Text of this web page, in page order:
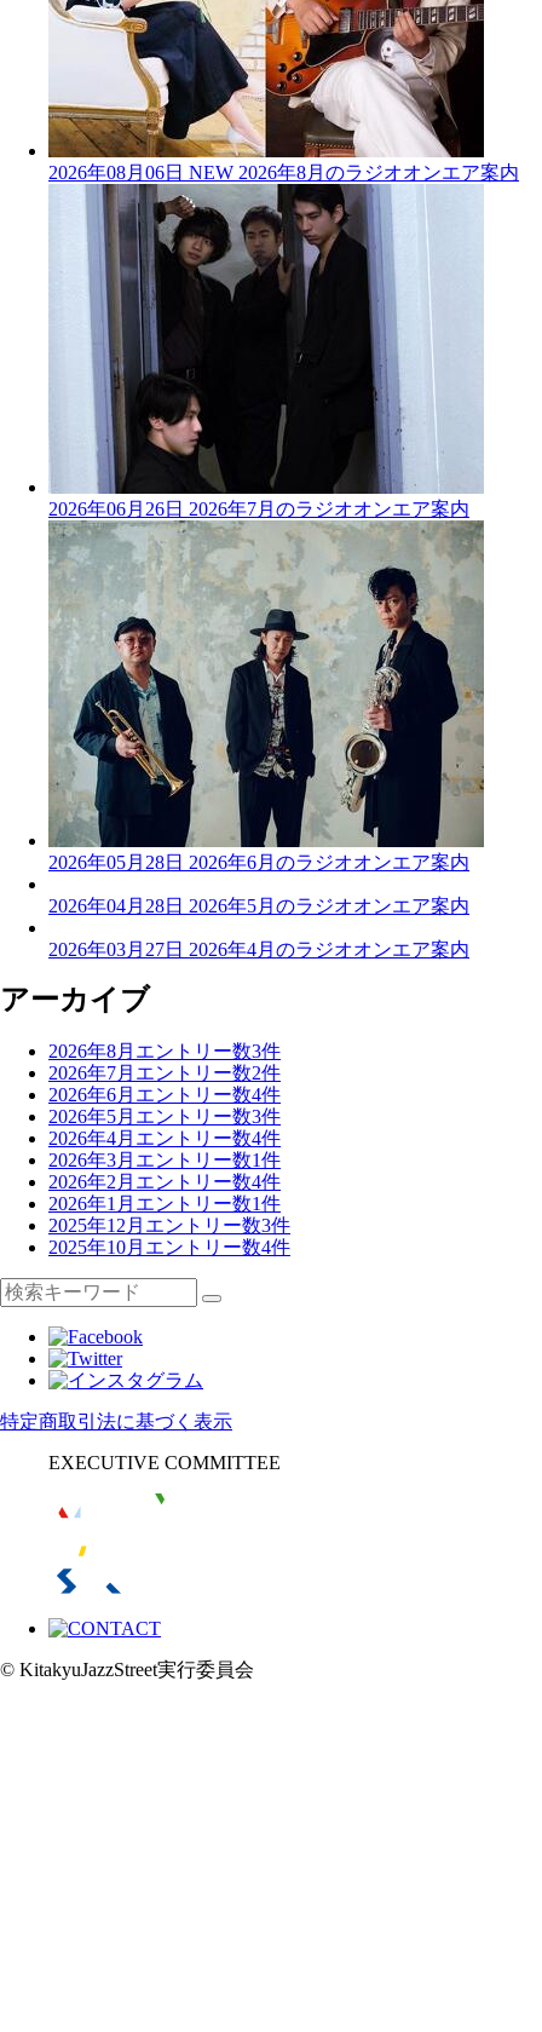
2026年08月06日 NEW 2026年8月のラジオオンエア案内
2026年06月26日 2026年7月のラジオオンエア案内
2026年05月28日 2026年6月のラジオオンエア案内
2026年04月28日 2026年5月のラジオオンエア案内
2026年03月27日 2026年4月のラジオオンエア案内
アーカイブ
2026年8月 エントリー数3件
2026年7月 エントリー数2件
2026年6月 エントリー数4件
2026年5月 エントリー数3件
2026年4月 エントリー数4件
2026年3月 エントリー数1件
2026年2月 エントリー数4件
2026年1月 エントリー数1件
2025年12月 エントリー数3件
2025年10月 エントリー数4件
特定商取引法に基づく表示
EXECUTIVE COMMITTEE
© KitakyuJazzStreet実行委員会